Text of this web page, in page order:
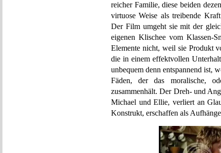
reicher Familie, diese beiden
virtuose Weise als treibende
Der Film umgeht sie mit der
eigenen Klischee vom Klassen-
Elemente nicht, weil sie Produkt
die in einem effektvollen
unbequem denn entspannend ist,
Fäden, der das moralische,
zusammenhält. Der Dreh- und
Michael und Ellie, verliert an
Konstrukt, erschaffen als